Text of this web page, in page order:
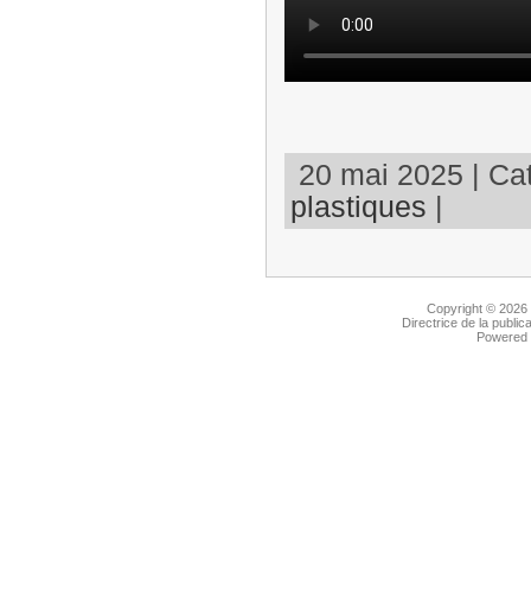
20 mai 2025 |
plastiques |
Copyright © 2026
Directrice de la